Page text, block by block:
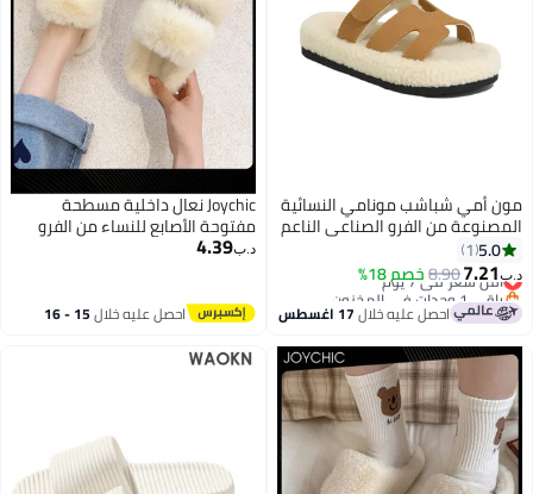
أمي شباشب مونامي النسائية
من الفرو الصناعي الناعم
مزدوجة نباتية بفوم ذاكرة،
مفتوح ونعل مضاد للانزلاق –
مريحة مثالية للمنزل والسفر
اليومي
5.0
1
7.21
8.90خصم 18%أقل سعر في 7 يوم
باقي 1 وحدات في المخزون
أقل سعر في 7 يوماحصل عليه خلال17 اغسطس
Joychic نعال داخلية مسطحة
مفتوحة الأصابع للنساء من الفرو
الصناعي الأنيق، دافئة لفصل الخريف
4.39
احصل عليه خلال 15 - 16